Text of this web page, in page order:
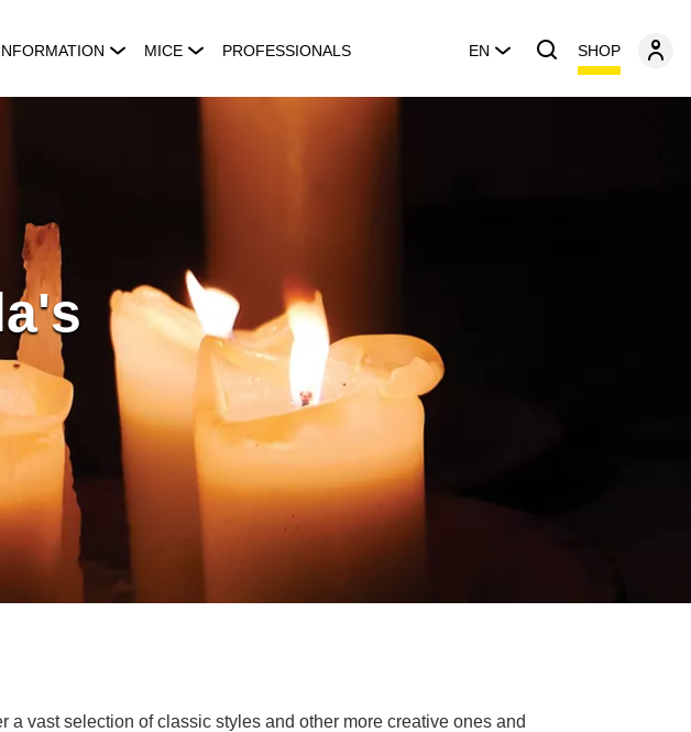
MICE PROFESSIONALS EN SHOP
vast selection of classic styles and other more creative ones and